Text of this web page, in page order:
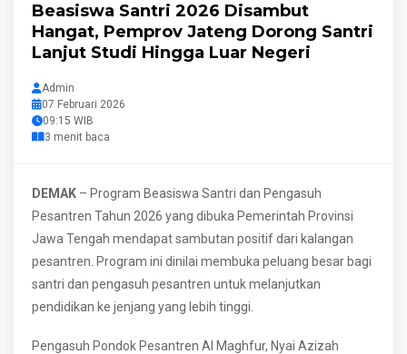
Beasiswa Santri 2026 Disambut
Hangat, Pemprov Jateng Dorong Santri
Lanjut Studi Hingga Luar Negeri
Admin
07 Februari 2026
09:15 WIB
3 menit baca
DEMAK – Program Beasiswa Santri dan Pengasuh
Pesantren Tahun 2026 yang dibuka Pemerintah Provinsi
Jawa Tengah mendapat sambutan positif dari kalangan
pesantren. Program ini dinilai membuka peluang besar bagi
santri dan pengasuh pesantren untuk melanjutkan
pendidikan ke jenjang yang lebih tinggi.
Pengasuh Pondok Pesantren Al Maghfur, Nyai Azizah